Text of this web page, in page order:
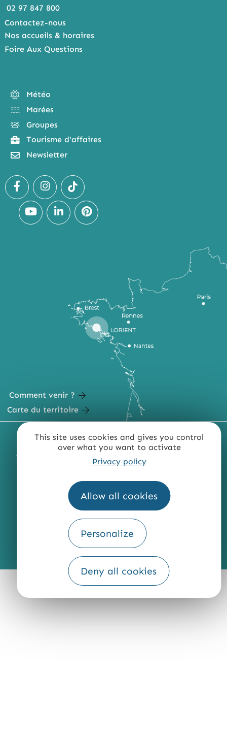
This site uses cookies and gives you control
over what you want to activate
Privacy policy
Allow all cookies
Personalize
Deny all cookies
02 97 847 800
Contactez-nous
Nos accueils & horaires
Foire Aux Questions
Météo
Marées
Groupes
Tourisme d'affaires
Newsletter
Comment venir ?
Carte du territoire
MENTIONS LÉGALES PLAN DU SITE
ACCESSIBILITÉ : NON CONFORME PRESSE
Fourni par
Traduction